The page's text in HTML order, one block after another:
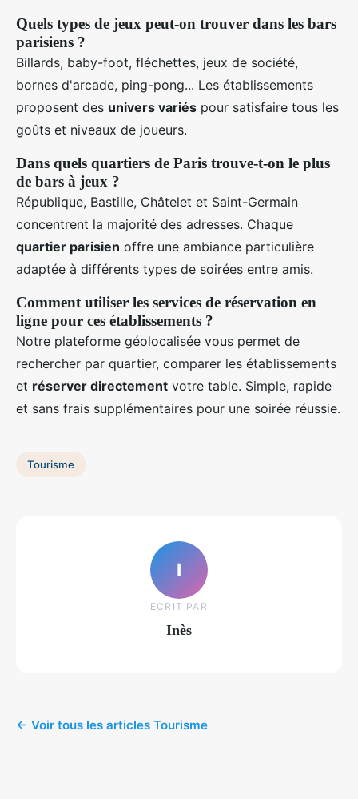
Quels types de jeux peut-on trouver dans les bars
parisiens ?
Billards, baby-foot, fléchettes, jeux de société,
bornes d'arcade, ping-pong... Les établissements
proposent des univers variés pour satisfaire tous les
goûts et niveaux de joueurs.
Dans quels quartiers de Paris trouve-t-on le plus
de bars à jeux ?
République, Bastille, Châtelet et Saint-Germain
concentrent la majorité des adresses. Chaque
quartier parisien offre une ambiance particulière
adaptée à différents types de soirées entre amis.
Comment utiliser les services de réservation en
ligne pour ces établissements ?
Notre plateforme géolocalisée vous permet de
rechercher par quartier, comparer les établissements
et réserver directement votre table. Simple, rapide
et sans frais supplémentaires pour une soirée réussie.
Tourisme
I
ECRIT PAR
Inès
← Voir tous les articles Tourisme